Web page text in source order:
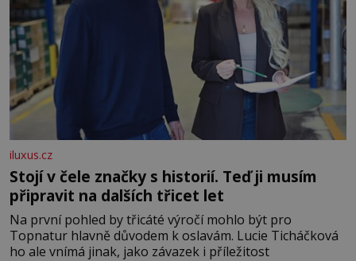
iluxus.cz
Stojí v čele značky s historií. Teď ji musím
připravit na dalších třicet let
Na první pohled by třicáté výročí mohlo být pro
Topnatur hlavně důvodem k oslavám. Lucie Ticháčková
ho ale vnímá jinak, jako závazek i příležitost